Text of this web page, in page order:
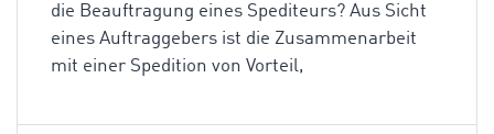
die Beauftragung eines Spediteurs? Aus Sicht
eines Auftraggebers ist die Zusammenarbeit
mit einer Spedition von Vorteil,